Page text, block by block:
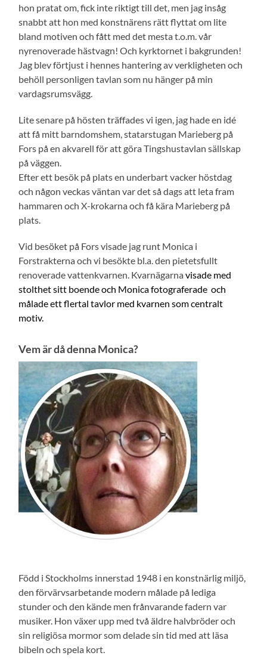
hon pratat om, fick inte riktigt till det, men jag insåg
snabbt att hon med konstnärens rätt flyttat om lite
bland motiven och fått med det mesta t.o.m. vår
nyrenoverade hästvagn! Och kyrktornet i bakgrunden!
Jag blev förtjust i hennes hantering av verkligheten och
behöll personligen tavlan som nu hänger på min
vardagsrumsvägg.
Lite senare på hösten träffades vi igen, jag hade en idé
att få mitt barndomshem, statarstugan Marieberg på
Fors på en akvarell för att göra Tingshustavlan sällskap
på väggen.
Efter ett besök på plats en underbart vacker höstdag
och någon veckas väntan var det så dags att leta fram
hammaren och X-krokarna och få kära Marieberg på
plats.
Vid besöket på Fors visade jag runt Monica i
Forstrakterna och vi besökte bl.a. den pietetsfullt
renoverade vattenkvarnen. Kvarnägarnavisade med
stolthet sitt boende och Monica fotograferade och
målade ett flertal tavlor med kvarnen som centralt
motiv.
Vem är då denna Monica?
Född i Stockholms innerstad 1948 i en konstnärlig miljö,
den förvärvsarbetande modern målade på lediga
stunder och den kände men frånvarande fadern var
musiker. Hon växer upp med två äldre halvbröder och
sin religiösa mormor som delade sin tid med att läsa
bibeln och spela kort.